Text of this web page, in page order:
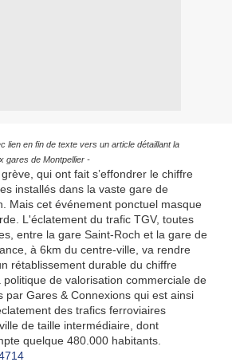
lien en fin de texte vers un article détaillant la
gares de Montpellier -
qui ont fait s’effondrer le chiffre
installés dans la vaste gare de
Mais cet événement ponctuel masque
L'éclatement du trafic TGV, toutes
entre la gare Saint-Roch et la gare de
à 6km du centre-ville, va rendre
rétablissement durable du chiffre
politique de valorisation commerciale de
par Gares & Connexions qui est ainsi
des trafics ferroviaires
de taille intermédiaire, dont
quelque 480.000 habitants.